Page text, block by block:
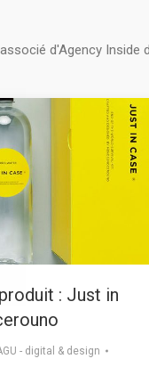
d'Agency
: Just in
- digital & design